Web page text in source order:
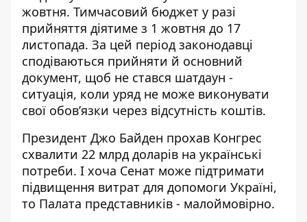
жовтня. Тимчасовий бюджет у разі
прийняття діятиме з 1 жовтня до 17
листопада. За цей період законодавці
сподіваються прийняти й основний
документ, щоб не стався шатдаун -
ситуація, коли уряд не може виконувати
свої обовʼязки через відсутність коштів.
Президент Джо Байден прохав Конгрес
схвалити 22 млрд доларів на українські
потреби. І хоча Сенат може підтримати
підвищення витрат для допомоги Україні,
то Палата представників - малоймовірно.